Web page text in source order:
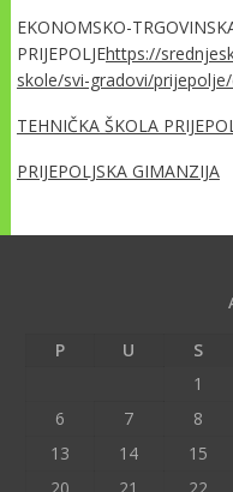
EKONOMSKO-
PRIJEPOLJEhttps://
skole/svi-gradovi/
TEHNIČKA ŠKOLA
PRIJEPOLJSKA GIMANZIJA
P U S
1
6
7 8
13
14 15
20
21 22